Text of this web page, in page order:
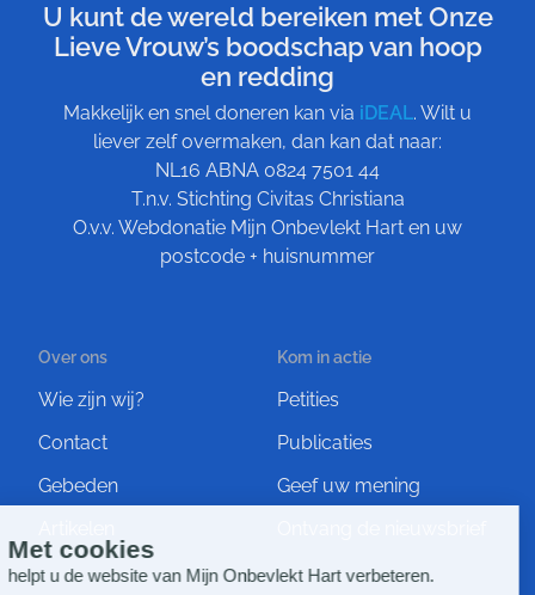
U kunt de wereld bereiken met Onze
Lieve Vrouw’s boodschap van hoop
en redding
Makkelijk en snel doneren kan via iDEAL. Wilt u
liever zelf overmaken, dan kan dat naar:
NL16 ABNA 0824 7501 44
T.n.v. Stichting Civitas Christiana
O.v.v. Webdonatie Mijn Onbevlekt Hart en uw
postcode + huisnummer
Over ons
Wie zijn wij?
Contact
Gebeden
Kom in actie
Petities
Publicaties
Geef uw mening